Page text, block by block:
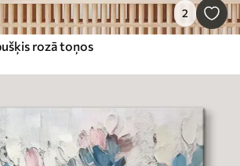
2
rozā toņos